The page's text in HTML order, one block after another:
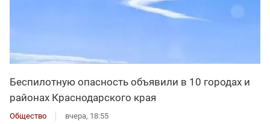
Беспилотную опасность объявили в 10 городах и
районах Краснодарского края
Общество вчера, 18:55